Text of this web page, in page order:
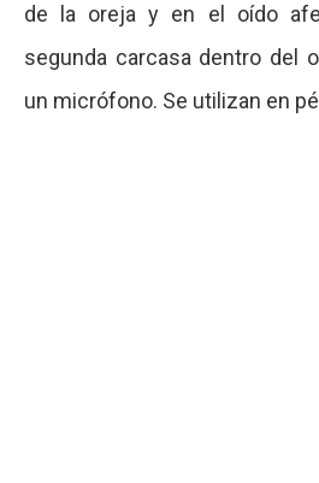
de la oreja y en el oído
segunda carcasa dentro del
un micrófono. Se utilizan en